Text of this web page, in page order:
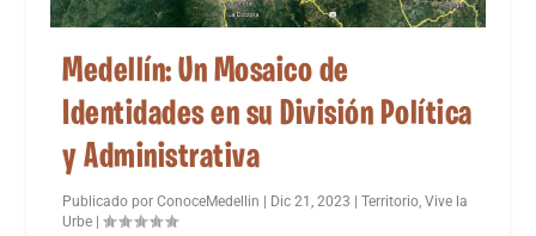
Medellín: Un Mosaico de
Identidades en su División Política
y Administrativa
Publicado porConoceMedellin | Dic 21, 2023 |Territorio ,Vive la
Urbe |